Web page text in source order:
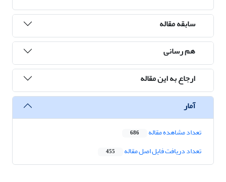
سابقه مقاله
هم رسانی
ارجاع به این مقاله
آمار
تعداد مشاهده مقاله 686
تعداد دریافت فایل اصل مقاله 455